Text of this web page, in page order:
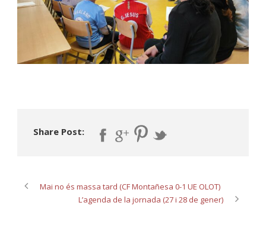
Share Post:
Mai no és massa tard (CF Montañesa 0-1 UE OLOT)
L’agenda de la jornada (27 i 28 de gener)